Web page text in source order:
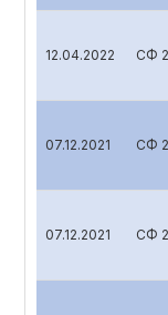
12.04.2022 СФ
07.12.2021 СФ
07.12.2021 СФ